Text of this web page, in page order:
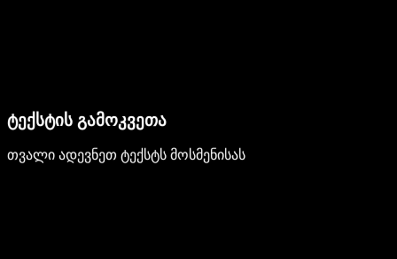
ტექსტის გამოკვეთა
თვალი ადევნეთ ტექსტს მოსმენისას